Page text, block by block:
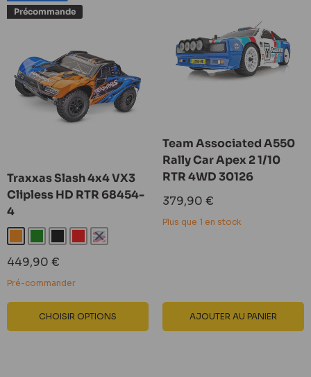
Précommande
Traxxas Slash 4x4 VX3
Clipless HD RTR 68454-
4
Rouge40Th
Prix
réduit
449,90 €
Pré-commander
CHOISIR OPTIONS
Team Associated A550
Rally Car Apex 2 1/10
RTR 4WD 30126
Prix
réduit
379,90 €
Plus que 1 en stock
AJOUTER AU PANIER